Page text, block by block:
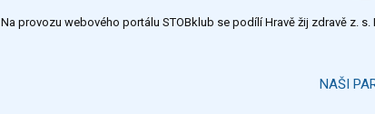
Na provozu webového portálu STOBklub se podílí Hravě žij zdravě z.
NAŠI